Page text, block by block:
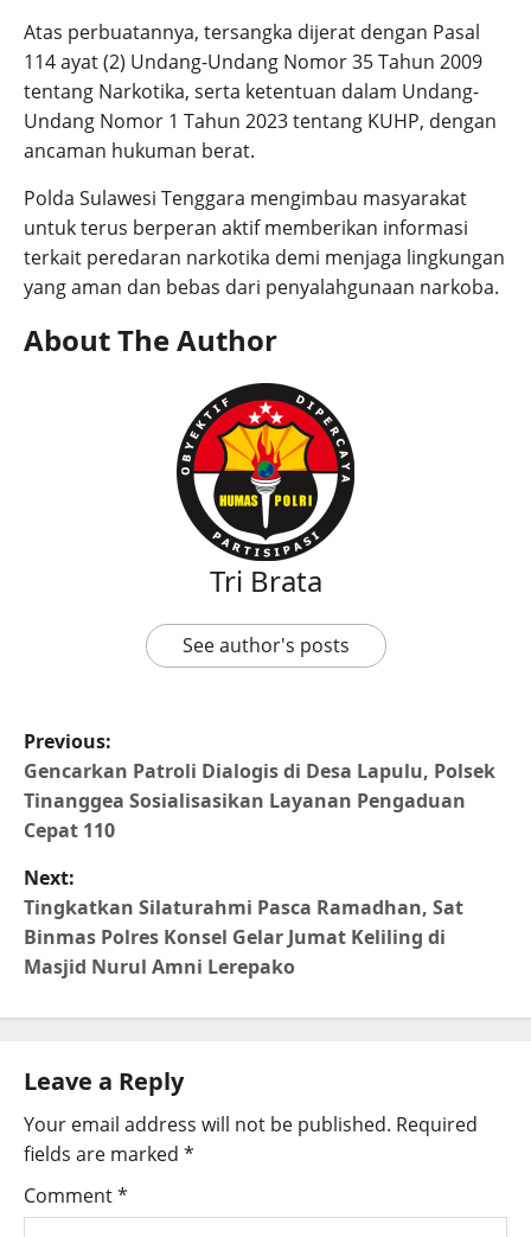
Atas perbuatannya, tersangka dijerat dengan Pasal
114 ayat (2) Undang-Undang Nomor 35 Tahun 2009
tentang Narkotika, serta ketentuan dalam Undang-
Undang Nomor 1 Tahun 2023 tentang KUHP, dengan
ancaman hukuman berat.
Polda Sulawesi Tenggara mengimbau masyarakat
untuk terus berperan aktif memberikan informasi
terkait peredaran narkotika demi menjaga lingkungan
yang aman dan bebas dari penyalahgunaan narkoba.
About The Author
Tri Brata
See author's posts
Previous:
Gencarkan Patroli Dialogis di Desa Lapulu, Polsek
Tinanggea Sosialisasikan Layanan Pengaduan
Cepat 110
Next:
Tingkatkan Silaturahmi Pasca Ramadhan, Sat
Binmas Polres Konsel Gelar Jumat Keliling di
Masjid Nurul Amni Lerepako
Leave a Reply
Your email address will not be published. Required
fields are marked *
Comment*